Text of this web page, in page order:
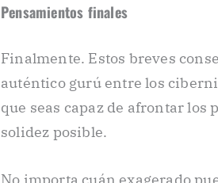
Pensamientos finales
Finalmente. Estos breves
auténtico gurú entre los
que seas capaz de afrontar los
solidez posible.
No importa cuán exagerado